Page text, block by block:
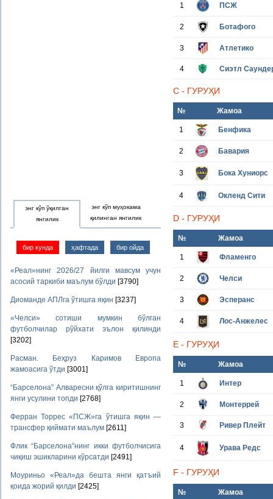
энг кўп ўқилган
янгилик
энг кўп муҳокама
қилинган янгилик
бир кунда ҳафтада бир ойда
«Реал»нинг 2026/27 йилги мавсум учун
асосий таркиби маълум бўлди [3790]
Диоманде АПЛга ўтишга яқин [3237]
«Челси» сотиши мумкин бўлган
футболчилар рўйхати эълон қилинди
[3202]
Расман. Беҳруз Каримов Европа
жамоасига ўтди [3001]
“Барселона” Алваресни қўлга киритишнинг
янги усулини топди [2768]
Ферран Торрес «ПСЖ»га ўтишга яқин —
трансфер қиймати маълум [2611]
Флик “Барселона”нинг икки футболчисига
чиқиш эшикларини кўрсатди [2491]
Моуриньо «Реал»да бешта янги қатъий
қоида жорий қилди [2425]
1 ПСЖ
2 Ботафого
3 Атлетико
4 Сиэтл
C - ГУРУҲИ
№ Жамоа
1 Бенфика
2 Бавария
3 Бока Хуниорс
4 Окленд Сити
D - ГУРУҲИ
№ Жамоа
1 Фламенго
2 Челси
3 Эсперанс
4 Лос-Анжелес
E - ГУРУҲИ
№ Жамоа
1 Интер
2 Монтеррей
3 Ривер Плейт
4 Урава Редс
F - ГУРУҲИ
№ Жамоа